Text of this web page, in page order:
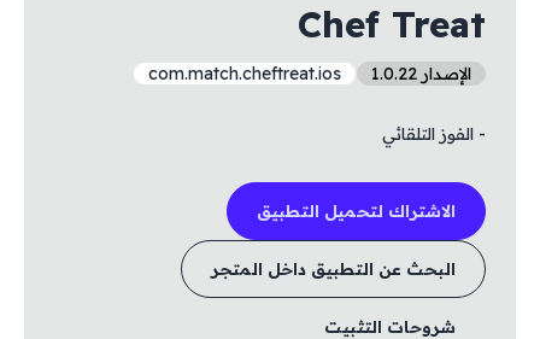
Chef Treat
الإصدار 1.0.22 com.match.cheftreat.ios
- الفوز التلقائي
الاشتراك لتحميل التطبيق
البحث عن التطبيق داخل المتجر
شروحات التثبيت